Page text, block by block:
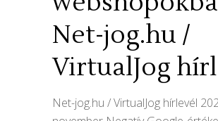
Net-jog.hu /
VirtualJog
Net-jog.hu / VirtualJog hírlevél